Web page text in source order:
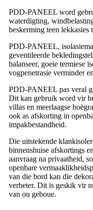
PDD-PANEEL word
waterdigting,
beskerming teen lekkasies
PDD-PANEEL,
geventileerde
balanseer, goeie termiese
vogpenetrasie verminder
PDD-PANEEL pas veral
Dit kan gebruik word vir
villas en meerlaagse
ook as afskorting in
impakbestandheid.
Die uitstekende
binnenshuise afskortings
aanvraag na privaatheid,
openbare
van die bord kan die
verbeter. Dit is geskik vir
van ou geboue.